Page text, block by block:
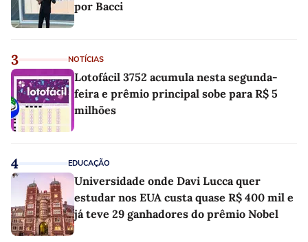
por Bacci
3 NOTÍCIAS
Lotofácil 3752 acumula nesta segunda-
feira e prêmio principal sobe para R$ 5
milhões
4 EDUCAÇÃO
Universidade onde Davi Lucca quer
estudar nos EUA custa quase R$ 400 mil e
já teve 29 ganhadores do prêmio Nobel